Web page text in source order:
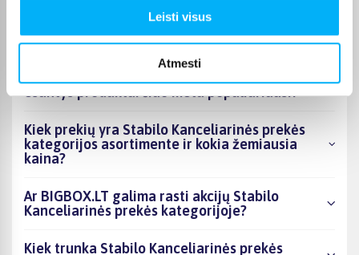
Leisti visus
Atmesti
DUK
esantys produktai šiuo metu populiariausi?
Kiek prekių yra Stabilo Kanceliarinės prekės
kategorijos asortimente ir kokia žemiausia
kaina?
Ar BIGBOX.LT galima rasti akcijų Stabilo
Kanceliarinės prekės kategorijoje?
Kiek trunka Stabilo Kanceliarinės prekės